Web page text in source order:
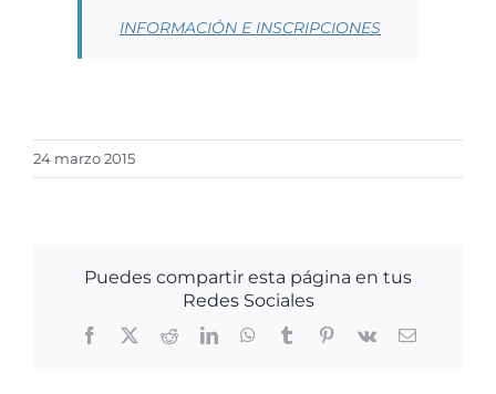
INFORMACIÓN E INSCRIPCIONES
24 marzo 2015
Puedes compartir esta página en tus
Redes Sociales
Facebook
X RedditLinkedInWhatsApp
TumblrPinterest
Vk
Correo